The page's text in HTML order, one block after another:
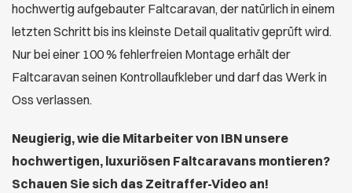
hochwertig aufgebauter Faltcaravan, der natürlich in einem
letzten Schritt bis ins kleinste Detail qualitativ geprüft wird.
Nur bei einer 100 % fehlerfreien Montage erhält der
Faltcaravan seinen Kontrollaufkleber und darf das Werk in
Oss verlassen.
Neugierig, wie die Mitarbeiter von IBN unsere
hochwertigen, luxuriösen Faltcaravans montieren?
Schauen Sie sich das Zeitraffer-Video an!